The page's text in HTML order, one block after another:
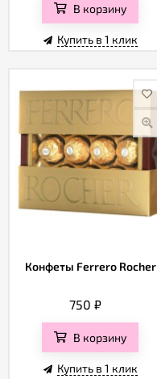
В корзину
Купить в 1 клик
Конфеты Ferrero Rocher
750₽
В корзину
Купить в 1 клик